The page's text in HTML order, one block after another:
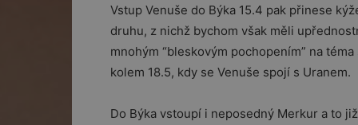
Vstup Venuše do Býka 15.4 pak přinese
druhu, z nichž bychom však měli
mnohým “bleskovým pochopením” na
kolem 18.5, kdy se Venuše spojí s Uranem.
Do Býka vstoupí i neposedný Merkur a to